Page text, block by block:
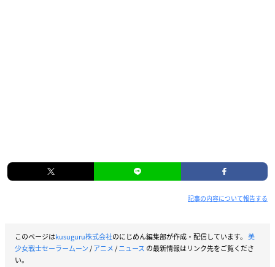
記事の内容について報告する
このページはkusuguru株式会社のにじめん編集部が作成・配信しています。 美
少女戦士セーラームーン/アニメ/ニュース の最新情報はリンク先をご覧くださ
い。